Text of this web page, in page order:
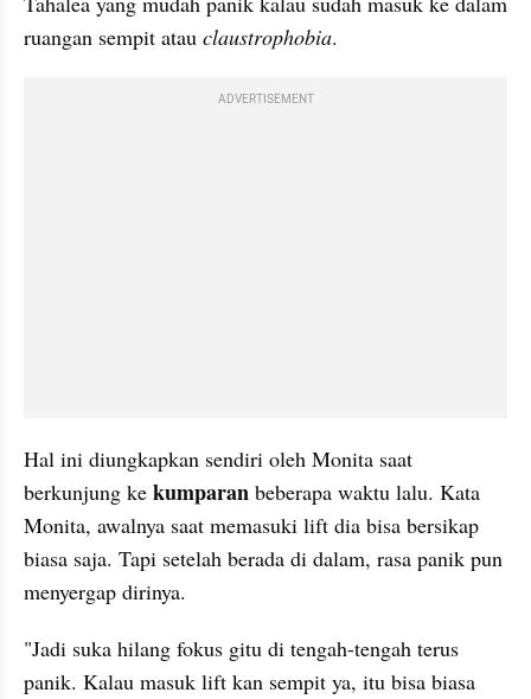
ruangan sempit atau claustrophobia.
ADVERTISEMENT
Hal ini diungkapkan sendiri oleh Monita saat
berkunjung ke kumparan beberapa waktu lalu. Kata
Monita, awalnya saat memasuki lift dia bisa bersikap
biasa saja. Tapi setelah berada di dalam, rasa panik pun
menyergap dirinya.
"Jadi suka hilang fokus gitu di tengah-tengah terus
panik. Kalau masuk lift kan sempit ya, itu bisa biasa